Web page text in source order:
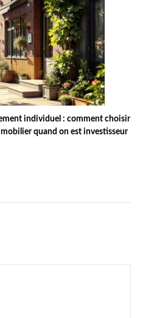
individuel : comment choisir
quand on est investisseur